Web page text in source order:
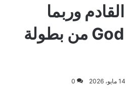
PlayStation القادم وربما
ظهور God of War من بطولة
0